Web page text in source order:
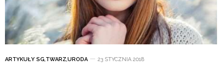
ARTYKUŁY SG,TWARZ,URODA 23 STYCZNIA 2018